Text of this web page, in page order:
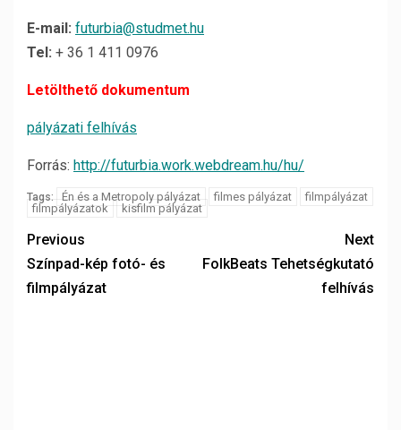
E-mail: futurbia@studmet.hu
Tel: + 36 1 411 0976
Letölthető dokumentum
pályázati felhívás
Forrás: http://futurbia.work.webdream.hu/hu/
Tags: Én és a Metropoly pályázat filmes pályázat
filmpályázat
filmpályázatok
kisfilm pályázat
Previous
Színpad-kép fotó- és
filmpályázat
Next
FolkBeats Tehetségkutató
felhívás